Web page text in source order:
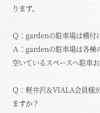
ります。
Ｑ：gardenの駐車場は横付
Ａ：gardenの駐車場は各棟
空いているスペースへ駐車お
Ｑ：軽井沢＆VIALA会員様
ますか？